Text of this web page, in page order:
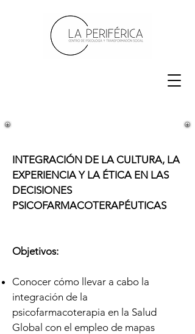
INTEGRACIÓN DE LA CULTURA, LA
EXPERIENCIA Y LA ÉTICA EN LAS
DECISIONES
PSICOFARMACOTERAPÉUTICAS
Objetivos:
Conocer cómo llevar a cabo la
integración de la
psicofarmacoterapia en la Salud
Global con el empleo de mapas